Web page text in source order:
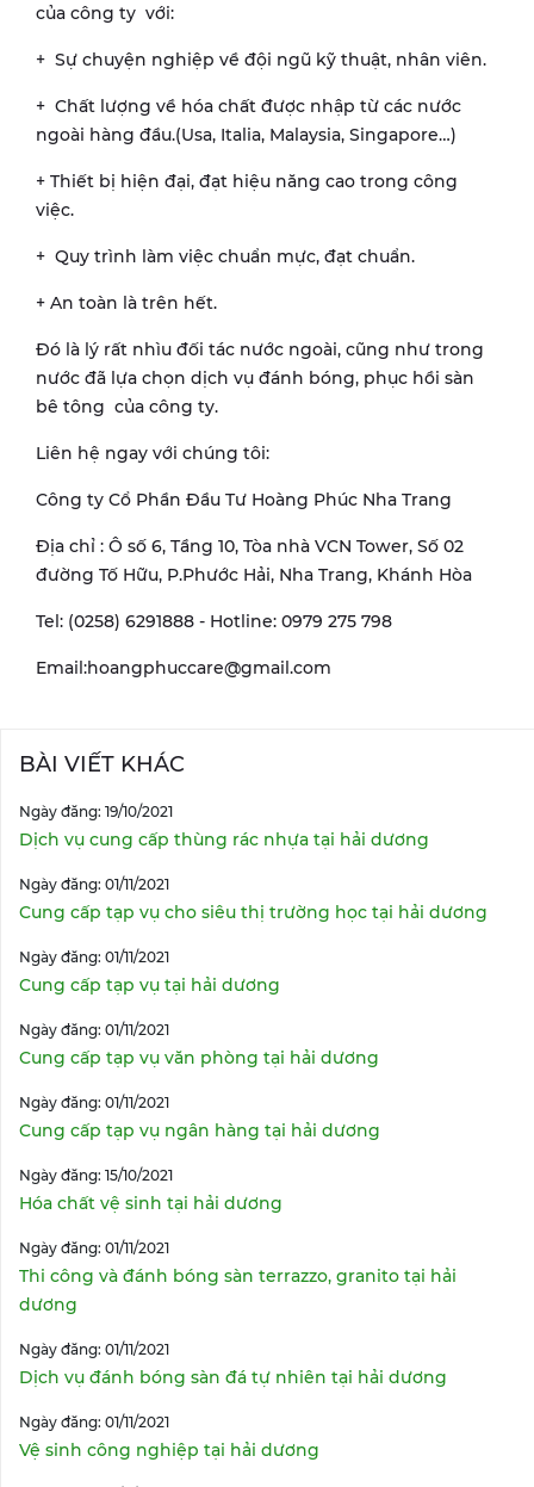
của công ty với:
+ Sự chuyện nghiệp về đội ngũ kỹ thuật, nhân viên.
+ Chất lượng về hóa chất được nhập từ các nước
ngoài hàng đầu.(Usa, Italia, Malaysia, Singapore…)
+ Thiết bị hiện đại, đạt hiệu năng cao trong công
việc.
+ Quy trình làm việc chuẩn mực, đạt chuẩn.
+ An toàn là trên hết.
Đó là lý rất nhìu đối tác nước ngoài, cũng như trong
nước đã lựa chọn dịch vụ đánh bóng, phục hồi sàn
bê tông của công ty.
Liên hệ ngay với chúng tôi:
Công ty Cổ Phần Đầu Tư Hoàng Phúc Nha Trang
Địa chỉ : Ô số 6, Tầng 10, Tòa nhà VCN Tower, Số 02
đường Tố Hữu, P.Phước Hải, Nha Trang, Khánh Hòa
Tel: (0258) 6291888 - Hotline: 0979 275 798
Email:hoangphuccare@gmail.com
BÀI VIẾT KHÁC
Ngày đăng: 19/10/2021
Dịch vụ cung cấp thùng rác nhựa tại hải dương
Ngày đăng: 01/11/2021
Cung cấp tạp vụ cho siêu thị trường học tại hải dương
Ngày đăng: 01/11/2021
Cung cấp tạp vụ tại hải dương
Ngày đăng: 01/11/2021
Cung cấp tạp vụ văn phòng tại hải dương
Ngày đăng: 01/11/2021
Cung cấp tạp vụ ngân hàng tại hải dương
Ngày đăng: 15/10/2021
Hóa chất vệ sinh tại hải dương
Ngày đăng: 01/11/2021
Thi công và đánh bóng sàn terrazzo, granito tại hải
dương
Ngày đăng: 01/11/2021
Dịch vụ đánh bóng sàn đá tự nhiên tại hải dương
Ngày đăng: 01/11/2021
Vệ sinh công nghiệp tại hải dương